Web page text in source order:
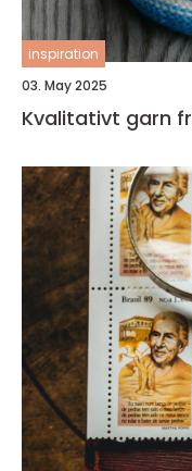
inspiration
03. May 2025
Kvalitativt garn